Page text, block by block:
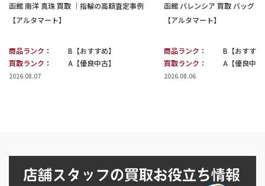
函館 南洋 真珠 買取 ｜指輪の高額査定事例
【アルタマート】
商品ランク：
B【おすすめ】
買取ランク：
A【優良中古】
2026.08.07
函館 バレンシア 買取 バッグ｜
【アルタマート】
商品ランク：
B【おすすめ
買取ランク：
A【優良中古
2026.08.06